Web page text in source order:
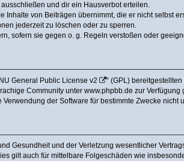
und dir ein Hausverbot erteilen.
Inhalte von Beiträgen übernimmt, die er nicht selbst
jederzeit zu löschen oder zu sperren.
sofern sie gegen o. g. Regeln verstoßen oder
General Public License v2
“ (GPL)
Community unter www.phpbb.de zur
der Software für bestimmte Zwecke nicht
Gesundheit und der Verletzung wesentlicher
gilt auch für mittelbare Folgeschäden wie